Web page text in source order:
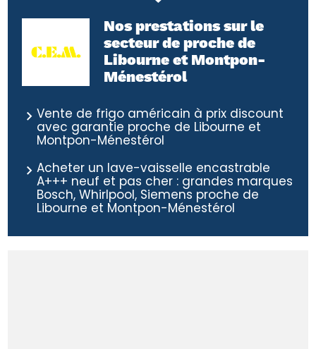
Nos prestations sur le
secteur de proche de
Libourne et Montpon-
Ménestérol
Vente de frigo américain à prix discount
avec garantie proche de Libourne et
Montpon-Ménestérol
Acheter un lave-vaisselle encastrable
A+++ neuf et pas cher : grandes marques
Bosch, Whirlpool, Siemens proche de
Libourne et Montpon-Ménestérol